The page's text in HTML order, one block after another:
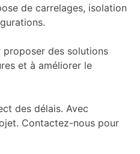
de carrelages, isolation
des solutions
et à améliorer le
des délais. Avec
Contactez-nous pour